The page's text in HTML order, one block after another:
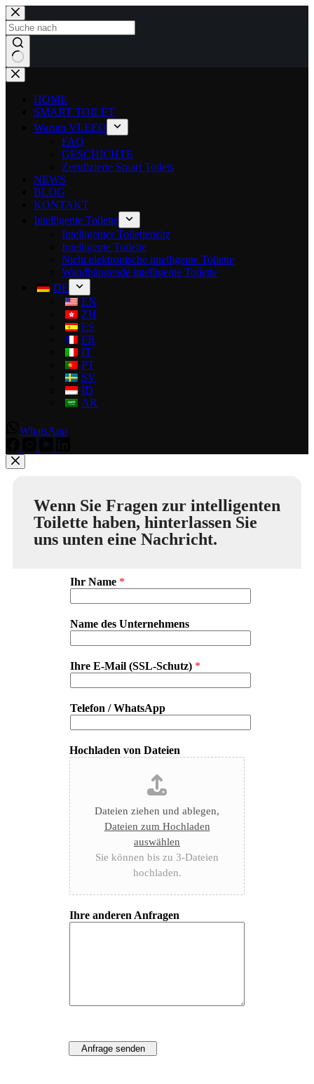
HOME
SMART TOILET
Warum VLEEO
FAQ
GESCHICHTE
Zertifizierte Smart Toilets
NEWS
BLOG
KONTAKT
Intelligente Toilette
Intelligenter Toilettensitz
Intelligente Toilette
Nicht elektronische intelligente Toilette
Wandhängende intelligente Toilette
DE
EN
ZH
ES
FR
IT
PT
SV
ID
AR
WhatsApp
Wenn Sie Fragen zur intelligenten
Toilette haben, hinterlassen Sie
uns unten eine Nachricht.
Ihr Name *
Name des Unternehmens
Ihre E-Mail (SSL-Schutz) *
Telefon / WhatsApp
Hochladen von Dateien
Dateien ziehen und ablegen,
Dateien zum Hochladen
auswählen
Sie können bis zu 3-Dateien
hochladen.
Ihre anderen Anfragen
Anfrage senden